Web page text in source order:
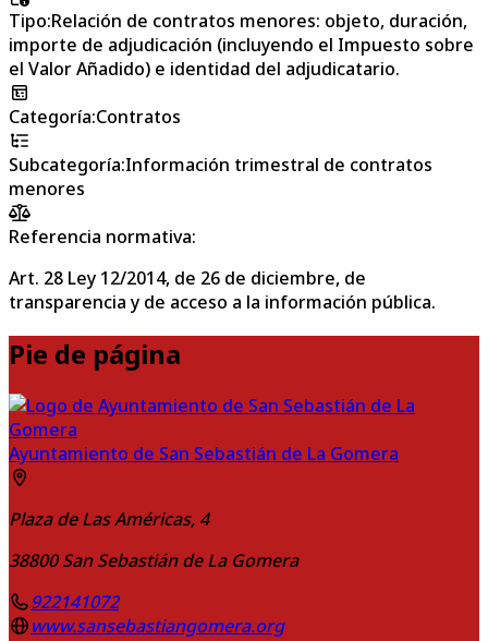
Tipo:Relación de contratos menores: objeto, duración,
importe de adjudicación (incluyendo el Impuesto sobre
el Valor Añadido) e identidad del adjudicatario.
Categoría:Contratos
Subcategoría:Información trimestral de contratos
menores
Referencia normativa:
Art. 28 Ley 12/2014, de 26 de diciembre, de
transparencia y de acceso a la información pública.
Pie de página
Ayuntamiento de San Sebastián de La Gomera
Plaza de Las Américas, 4
38800 San Sebastián de La Gomera
922141072
www.sansebastiangomera.org